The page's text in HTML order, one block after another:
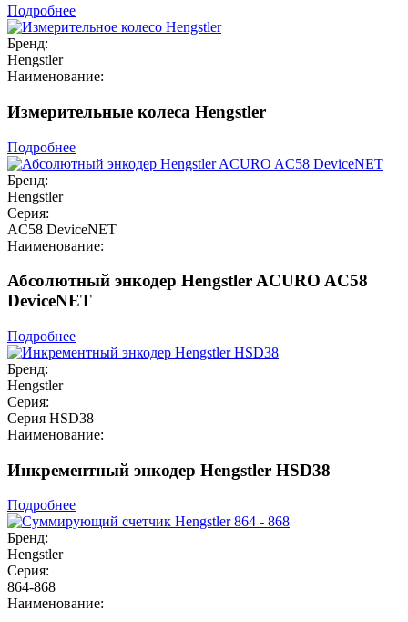
Подробнее
Бренд:
Hengstler
Наименование:
Измерительные колеса Hengstler
Подробнее
Бренд:
Hengstler
Серия:
AC58 DeviceNET
Наименование:
Абсолютный энкодер Hengstler ACURO AC58
DeviceNET
Подробнее
Бренд:
Hengstler
Серия:
Серия HSD38
Наименование:
Инкрементный энкодер Hengstler HSD38
Подробнее
Бренд:
Hengstler
Серия:
864-868
Наименование: